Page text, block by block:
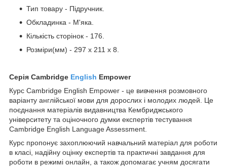
Тип товару - Підручник.
Обкладинка - М'яка.
Кількість сторінок - 176.
Розміри(мм) - 297 x 211 x 8.
Серія Cambridge English Empower
Курс Cambridge English Empower - це вивчення розмовного
варіанту англійської мови для дорослих і молодих людей. Це
поєднання матеріалів видавництва Кембриджського
університету та оціночного думки експертів тестування
Cambridge English Language Assessment.
Курс пропонує захоплюючий навчальний матеріал для роботи
в класі, надійну оцінку експертів та практичні завдання для
роботи в режимі онлайн, а також допомагає учням досягати